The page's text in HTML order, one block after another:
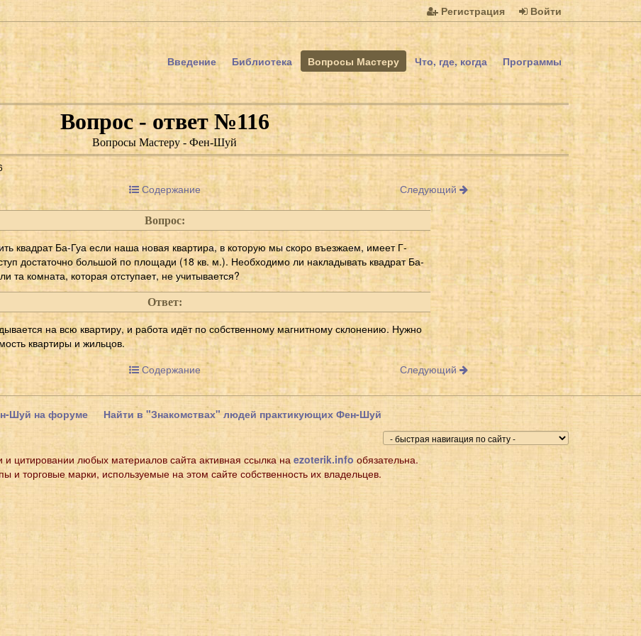
Регистрация Войти
Введение Библиотека Вопросы Мастеру Что, где, когда Программы
Вопрос - ответ №116
Вопросы Мастеру - Фен-Шуй
Содержание Следующий
Вопрос:
квадрат Ба-Гуа если наша новая квартира, в которую мы скоро въезжаем, имеет Г-
достаточно большой по площади (18 кв. м.). Необходимо ли накладывать квадрат Ба-
та комната, которая отступает, не учитывается?
Ответ:
на всю квартиру, и работа идёт по собственному магнитному склонению. Нужно
квартиры и жильцов.
Содержание Следующий
Шуй на форуме Найти в "Знакомствах" людей практикующих Фен-Шуй
и цитировании любых материалов сайта активная ссылка на ezoterik.info обязательна.
и торговые марки, используемые на этом сайте собственность их владельцев.